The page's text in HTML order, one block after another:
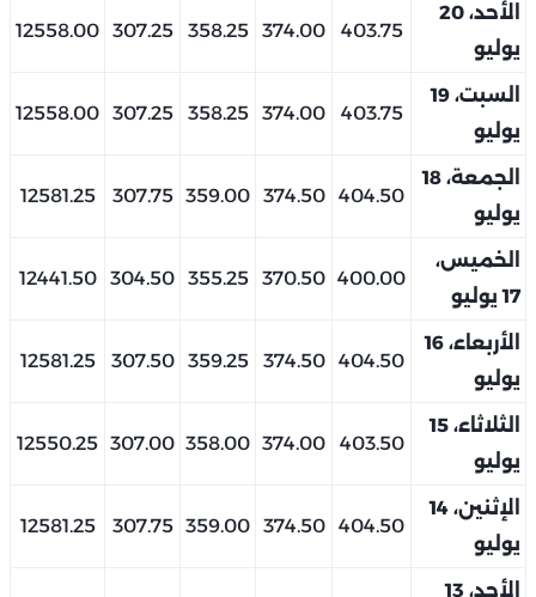
الأحد، 20
يوليو
403.75
374.00
358.25
307.25
12558.00
السبت، 19
يوليو
403.75
374.00
358.25
307.25
12558.00
الجمعة، 18
يوليو
404.50
374.50
359.00
307.75
12581.25
الخميس،
17 يوليو
400.00
370.50
355.25
304.50
12441.50
الأربعاء، 16
يوليو
404.50
374.50
359.25
307.50
12581.25
الثلاثاء، 15
يوليو
403.50
374.00
358.00
307.00
12550.25
الإثنين، 14
يوليو
404.50
374.50
359.00
307.75
12581.25
الأحد، 13